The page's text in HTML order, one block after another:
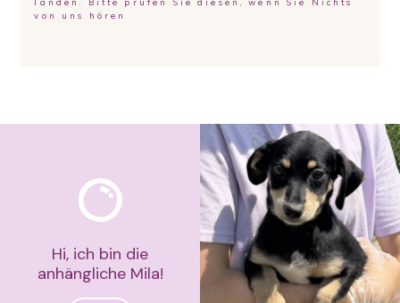
landen. Bitte prüfen Sie diesen, wenn Sie Nichts
von uns hören
Hi, ich bin die
anhängliche Mila!